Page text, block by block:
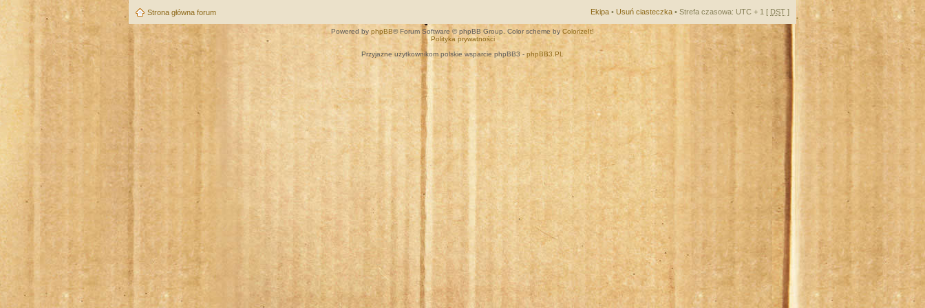
Strona główna forum Ekipa • Usuń ciasteczka • Strefa czasowa: UTC + 1 [ DST ]
Powered by phpBB® Forum Software © phpBB Group. Color scheme by ColorizeIt!
Polityka prywatności
Przyjazne użytkownikom polskie wsparcie phpBB3 - phpBB3.PL